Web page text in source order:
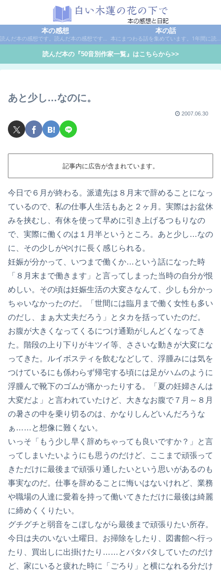
本の感想
読んだ本の感想です。読んだ本の感想です。本は作家名で50音別に分類しています。
本の話
本にまつわる話を集めています。1年間に読んだ本の総括や、本に関する話題など。
読んだ本の『50音別作家一覧』はこちらから>>
あと少し…なのに。
2007.06.30
記事内に広告が含まれています。
今日で６月が終わる。派遣先は８月末で辞めることになっ
ているので、私の仕事人生活もあと２ヶ月。実際はお盆休
みを挟むし、有休を使って早めに引き上げるつもりなの
で、実際に働くのは１月半というところ。あと少し…なの
に、その少しがやけに長く感じられる。
妊娠が分かって、いつまで働くか…という話になった時
「８月末まで働きます」と言ってしまった当時の自分が恨
めしい。その頃は妊娠生活の大変さなんて、少しも分かっ
ちゃいなかったのだ。「世間には臨月まで働く女性も多い
のだし、まぁ大丈夫だろう」とタカを括っていたのだ。
お腹が大きくなってくるにつけ通勤がしんどくなってき
た。階段の上り下りがキツイ等、ささいな動きが大変にな
ってきた。ルイボスティを飲むなどして、浮腫みには気を
つけているにも係わらず帰宅する頃には足がハムのように
浮腫んで靴下のゴムが痛かったりする。「夏の妊婦さんは
大変だよ」と言われていたけど、大きなお腹で７月～８月
の暑さの中を乗り切るのは、かなりしんどいんだろうな
ぁ……と想像に難くない。
いっそ「もう少し早く辞めちゃっても良いですか？」と言
ってしまいたいようにも思うのだけど、ここまで頑張って
きただけに最後まで頑張り通したいという思いがあるのも
事実なのだ。仕事を辞めることに悔いはないけれど、業務
や職場の人達に愛着を持って働いてきただけに最後は綺麗
に締めくくりたい。
グチグチと弱音をこぼしながら最後まで頑張りたい所存。
今日は夫のいない土曜日。お掃除をしたり、図書館へ行っ
たり、買出しに出掛けたり……とバタバタしていたのだけ
ど、家にいると疲れた時に「ごろり」と横になれる分だけ